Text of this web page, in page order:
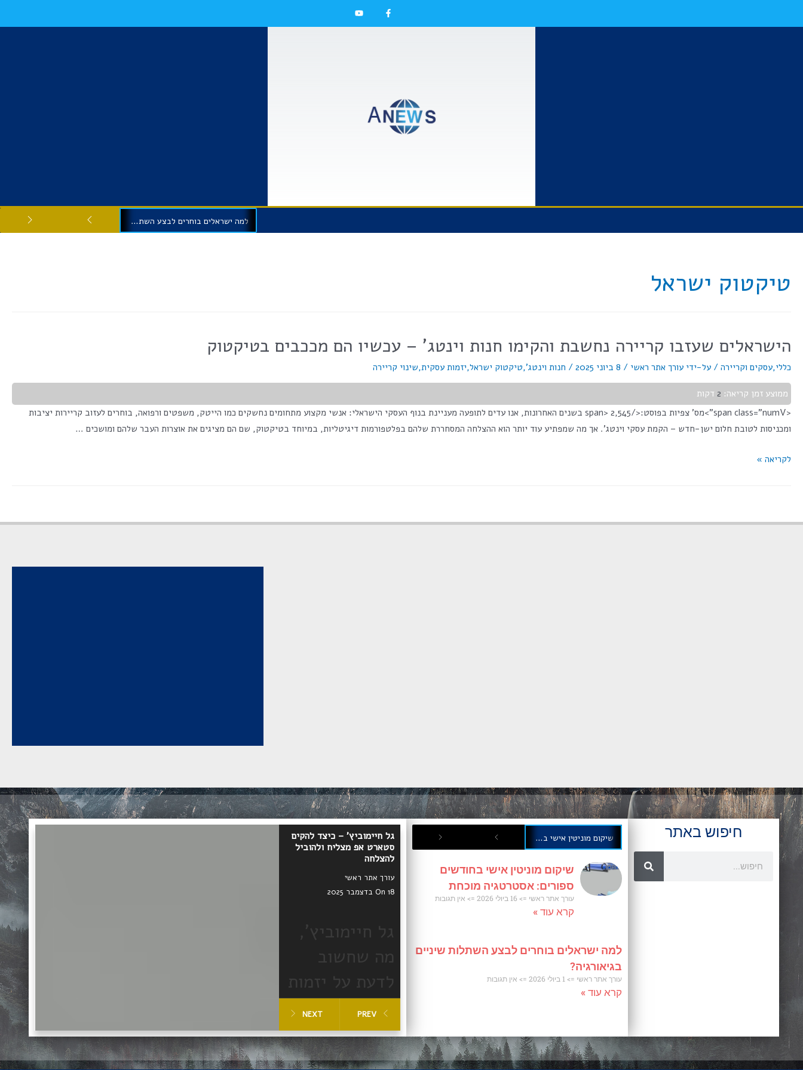
למה ישראלים בוחרים לבצע השתלות שיניים בגיאורגיה?
טיקטוק ישראל
הישראלים שעזבו קריירה נחשבת והקימו חנות וינטג' – עכשיו הם מככבים בטיקטוק
כללי,עסקים וקריירה / על-ידי עורך אתר ראשי / 8 ביוני 2025 / חנות וינטג',טיקטוק ישראל,יזמות עסקית,שינוי קריירה
ממוצע זמן קריאה: 2 דקות
<span class="numV">מס' צפיות בפוסט:</span> 2,545 בשנים האחרונות, אנו עדים לתופעה מעניינת בנוף העסקי הישראלי: אנשי מקצוע מתחומים נחשקים כמו הייטק, משפטים ורפואה, בוחרים לעזוב קריירות יציבות
ומכניסות לטובת חלום ישן-חדש – הקמת עסקי וינטג'. אך מה שמפתיע עוד יותר הוא ההצלחה המסחררת שלהם בפלטפורמות דיגיטליות, במיוחד בטיקטוק, שם הם מציגים את אוצרות העבר שלהם ומושכים …
לקריאה »
חיפוש באתר שיקום מוניטין אישי בחודשים ספורים: אסטרטגיה מוכחת
שיקום מוניטין אישי בחודשים
ספורים: אסטרטגיה מוכחת
עורך אתר ראשי 16 ביולי 2026 אין תגובות
קרא עוד »
למה ישראלים בוחרים לבצע השתלות שיניים
בגיאורגיה?
עורך אתר ראשי 1 ביולי 2026 אין תגובות
קרא עוד »
גל חיימוביץ' – כיצד להקים
סטארט אפ מצליח ולהוביל
להצלחה
עורך אתר ראשי
On 18 בדצמבר 2025
גל חיימוביץ',
מה שחשוב
לדעת על יזמות
וסטארטאפים
מצליחים
הקמת סטארט אפ מצליח
דורשת זיהוי צורך אמיתי
PREV
NEXT